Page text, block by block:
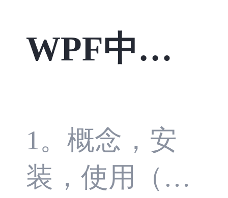
绕 Y 轴旋
下方的滚
动条控制
WPF中的C
oolkit.Mvv
m框架
1。概念，安
装，使用（重